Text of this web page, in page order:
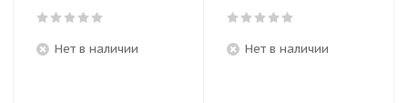
Нет в наличии Нет в наличии